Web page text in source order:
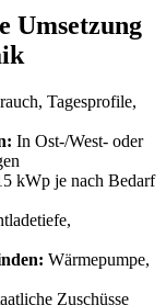
Umsetzung
Tagesprofile,
In Ost-/West- oder
kWp je nach Bedarf
Wärmepumpe,
Zuschüsse